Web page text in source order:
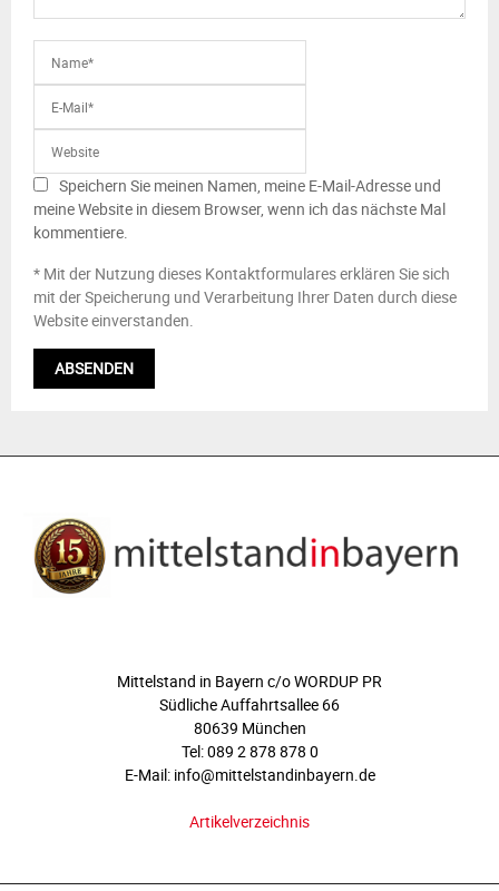
Speichern Sie meinen Namen, meine E-Mail-Adresse und
meine Website in diesem Browser, wenn ich das nächste Mal
kommentiere.
* Mit der Nutzung dieses Kontaktformulares erklären Sie sich
mit der Speicherung und Verarbeitung Ihrer Daten durch diese
Website einverstanden.
Mittelstand in Bayern c/o WORDUP PR
Südliche Auffahrtsallee 66
80639 München
Tel: 089 2 878 878 0
E-Mail: info@mittelstandinbayern.de
Artikelverzeichnis